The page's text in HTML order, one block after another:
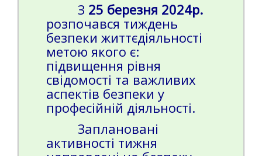
З 25 березня 2024р.
розпочався тиждень
безпеки життєдіяльності
метою якого є:
підвищення рівня
свідомості та важливих
аспектів безпеки у
професійній діяльності.
Заплановані
активності тижня